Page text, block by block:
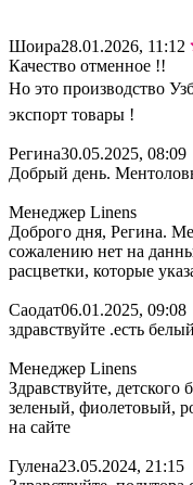
Шоира28.01.2026, 11:12
Качество отменное !!
Но это производство
экспорт товары !
Регина30.05.2025, 08:09
Добрый день.
Менеджер Linens
Доброго дня, Регина.
сожалению нет на
расцветки, которые
Саодат06.01.2025, 09:08
здравствуйте .есть
Менеджер Linens
Здравствуйте, детского
зеленый, фиолетовый,
на сайте
Гулена23.05.2024, 21:15